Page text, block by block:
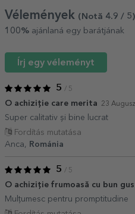
Vélemények (Notă 4.9 / 5 )
100% ajánlaná egy barátjának
Írj egy véleményt
5 / 5
O achiziție care merita 23
Super calitativ și bine lucrat
Fordítás mutatása
Anca,
Románia
5 / 5
O achiziție frumoasă cu bun
Mulțumesc pentru promptitudine